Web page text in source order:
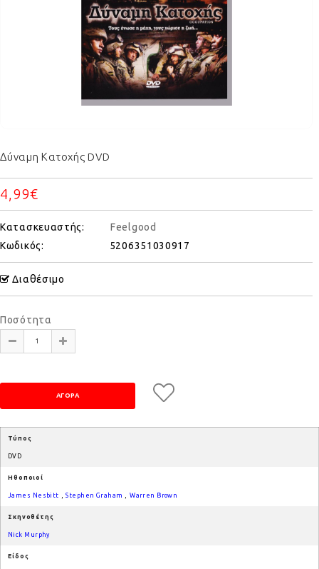
Δύναμη Κατοχής DVD
4,99€
Κατασκευαστής:
Feelgood
Κωδικός:
5206351030917
Διαθέσιμο
Ποσότητα
Τύπος
DVD
Ηθοποιοί
James Nesbitt ,Stephen Graham ,Warren Brown
Σκηνοθέτης
Nick Murphy
Είδος